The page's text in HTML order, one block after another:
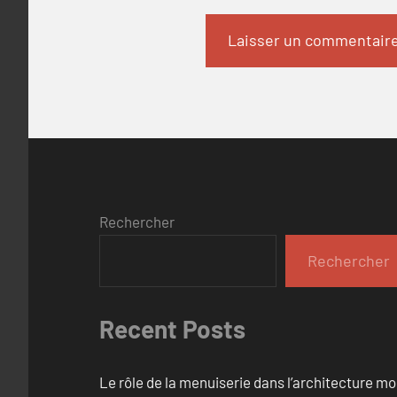
Rechercher
Rechercher
Recent Posts
Le rôle de la menuiserie dans l’architecture